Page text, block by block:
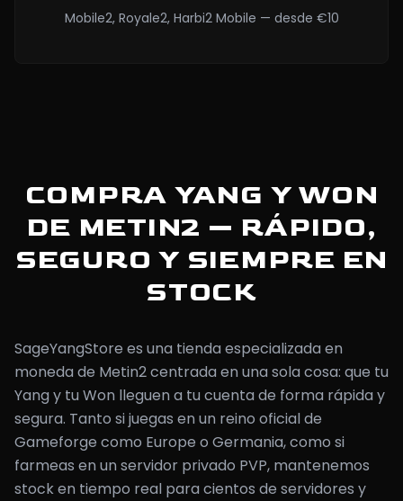
Mobile2, Royale2, Harbi2 Mobile — desde €10
COMPRA YANG Y WON
DE METIN2 — RÁPIDO,
SEGURO Y SIEMPRE EN
STOCK
SageYangStore es una tienda especializada en
moneda de Metin2 centrada en una sola cosa: que tu
Yang y tu Won lleguen a tu cuenta de forma rápida y
segura. Tanto si juegas en un reino oficial de
Gameforge como Europe o Germania, como si
farmeas en un servidor privado PVP, mantenemos
stock en tiempo real para cientos de servidores y